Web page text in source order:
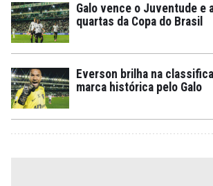
Galo vence o Juventude e
quartas da Copa do Brasil
Everson brilha na
marca histórica pelo Galo